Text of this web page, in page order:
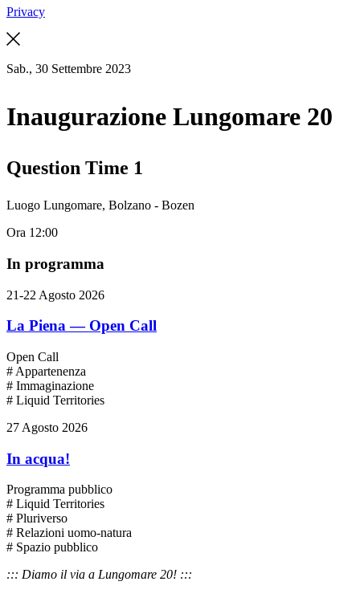
Privacy
Sab., 30 Settembre 2023
Inaugurazione Lungomare 20
Question Time 1
Luogo Lungomare, Bolzano - Bozen
Ora 12:00
In programma
21-22 Agosto 2026
La Piena — Open Call
Open Call
# Appartenenza
# Immaginazione
# Liquid Territories
27 Agosto 2026
In acqua!
Programma pubblico
# Liquid Territories
# Pluriverso
# Relazioni uomo-natura
# Spazio pubblico
::: Diamo il via a Lungomare 20! :::